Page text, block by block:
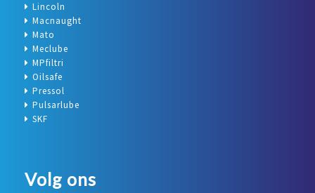
Lincoln
Macnaught
Mato
Meclube
MPfiltri
Oilsafe
Pressol
Pulsarlube
SKF
Volg ons